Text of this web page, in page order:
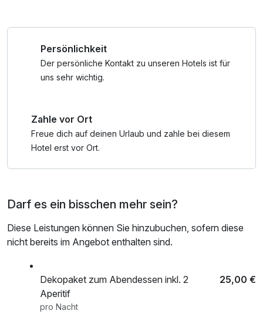
Silvesterbuffet
1 x Getränkepaket zur Silvestergala (beinhaltet: Sekt, Rot-
und Weißwein nach Wahl unseres Barchefs, Bier,
1 x Wohlfühlbad zu zweit in der Duo Wanne
Der Umwelt zu Liebe verzichten wir auf Einweg-
nach check out, Badetasche mit Bademantel und -tücher
Persönlichkeit
Der persönliche Kontakt zu unseren Hotels ist für
uns sehr wichtig.
Zahle vor Ort
Freue dich auf deinen Urlaub und zahle bei diesem
Hotel erst vor Ort.
Darf es ein bisschen mehr sein?
Diese Leistungen können Sie hinzubuchen, sofern diese
nicht bereits im Angebot enthalten sind.
Dekopaket zum Abendessen inkl. 2
Aperitif
25,00 €
pro Nacht